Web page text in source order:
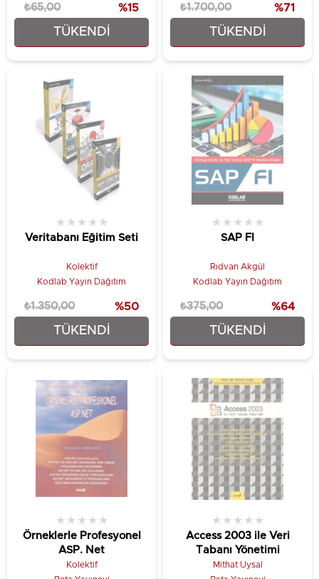
TÜKENDI
₺55,25
₺65,00 %15
TÜKENDI
₺486,00
₺1.700,00 %71
TÜKENDI
Veritabanı Eğitim Seti
★ ★ ★ ★ ★
Kolektif
Kodlab Yayın Dağıtım
₺675,00
₺1.350,00 %50
TÜKENDI
SAP FI
★ ★ ★ ★ ★
Rıdvan Akgül
Kodlab Yayın Dağıtım
₺135,00
₺375,00 %64
Örneklerle Profesyonel
ASP. Net
★ ★ ★ ★ ★
Kolektif
Access 2003 ile Veri
Tabanı Yönetimi
★ ★ ★ ★ ★
Mithat Uysal